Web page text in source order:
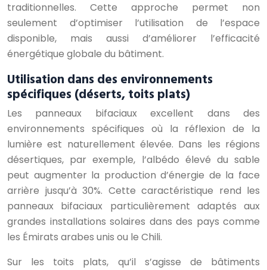
traditionnelles. Cette approche permet non
seulement d’optimiser l’utilisation de l’espace
disponible, mais aussi d’améliorer l’efficacité
énergétique globale du bâtiment.
Utilisation dans des environnements
spécifiques (déserts, toits plats)
Les panneaux bifaciaux excellent dans des
environnements spécifiques où la réflexion de la
lumière est naturellement élevée. Dans les régions
désertiques, par exemple, l’albédo élevé du sable
peut augmenter la production d’énergie de la face
arrière jusqu’à 30%. Cette caractéristique rend les
panneaux bifaciaux particulièrement adaptés aux
grandes installations solaires dans des pays comme
les Émirats arabes unis ou le Chili.
Sur les toits plats, qu’il s’agisse de bâtiments